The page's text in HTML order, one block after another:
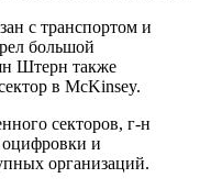
с транспортом и
большой
Штерн также
в McKinsey.
секторов, г-н
и
организаций.